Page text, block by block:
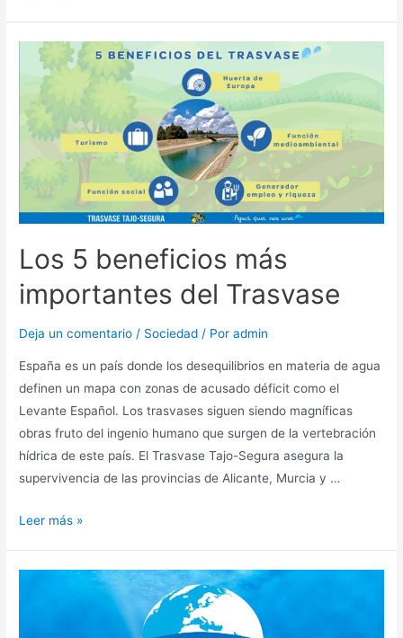
Los 5 beneficios más
importantes del Trasvase
Deja un comentario / Sociedad / Poradmin
España es un país donde los desequilibrios en materia de agua
definen un mapa con zonas de acusado déficit como el
Levante Español. Los trasvases siguen siendo magníficas
obras fruto del ingenio humano que surgen de la vertebración
hídrica de este país. El Trasvase Tajo-Segura asegura la
supervivencia de las provincias de Alicante, Murcia y …
Leer más »